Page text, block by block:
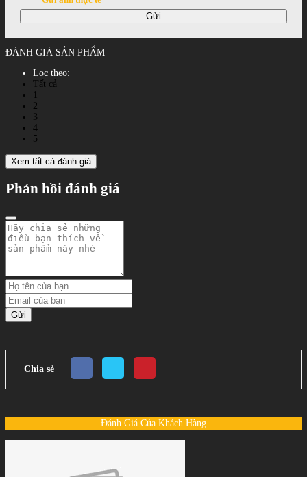
Gửi
ĐÁNH GIÁ SẢN PHẨM
Lọc theo:
Tất cả
2
3
4
5
Xem tất cả đánh giá
Phản hồi đánh giá
Gửi
Chia sẻ
Đánh Giá Của Khách Hàng